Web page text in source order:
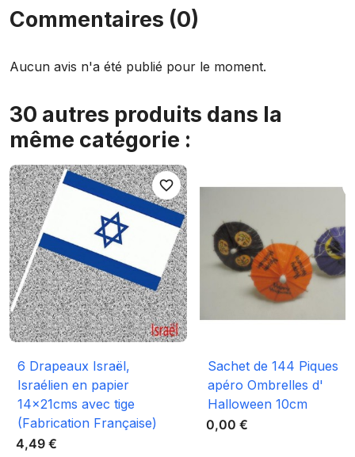
Commentaires (0)
Aucun avis n'a été publié pour le moment.
30 autres produits dans la
même catégorie :
favorite_border
6 Drapeaux Israël,
Israélien en papier
14x21cms avec tige
(Fabrication Française)
4,49 €
Sachet de 144 Piques
apéro Ombrelles d'
Halloween 10cm
0,00 €